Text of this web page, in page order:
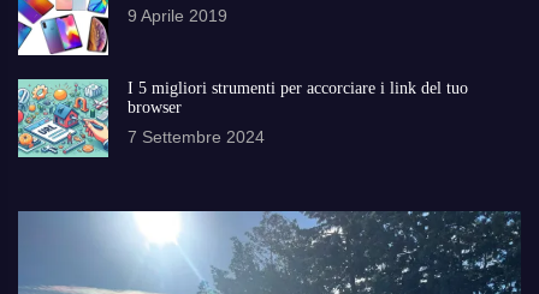
9 Aprile 2019
I 5 migliori strumenti per accorciare i link del tuo
browser
7 Settembre 2024